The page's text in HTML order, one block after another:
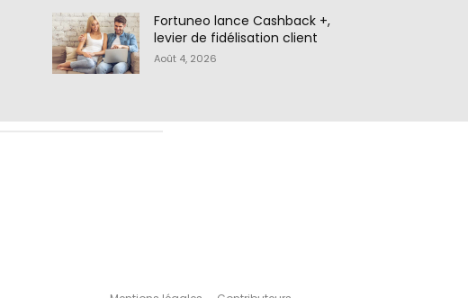
Fortuneo lance Cashback +,
levier de fidélisation client
Août 4, 2026